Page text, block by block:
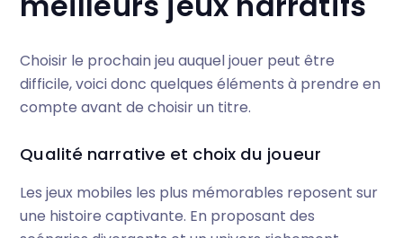
Choisir le prochain jeu auquel jouer peut être
difficile, voici donc quelques éléments à prendre en
compte avant de choisir un titre.
Qualité narrative et choix du joueur
Les jeux mobiles les plus mémorables reposent sur
une histoire captivante. En proposant des